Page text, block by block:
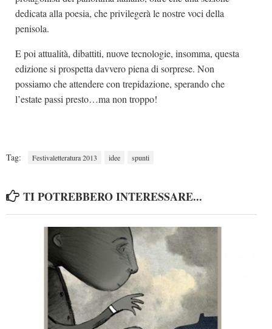
dedicata alla poesia, che privilegerà le nostre voci della
penisola.
E poi attualità, dibattiti, nuove tecnologie, insomma, questa
edizione si prospetta davvero piena di sorprese. Non
possiamo che attendere con trepidazione, sperando che
l’estate passi presto…ma non troppo!
Tag: Festivaletteratura 2013 idee spunti
TI POTREBBERO INTERESSARE...